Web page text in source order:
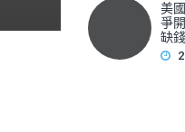
美
爭
缺錢